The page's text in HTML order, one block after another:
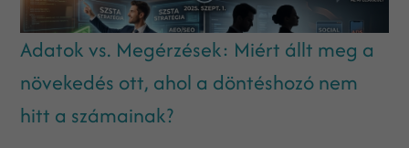
Adatok vs. Megérzések: Miért állt meg a
növekedés ott, ahol a döntéshozó nem
hitt a számainak?